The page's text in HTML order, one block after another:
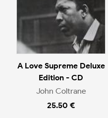
A Love Supreme Deluxe
Edition - CD
John Coltrane
25.50 €